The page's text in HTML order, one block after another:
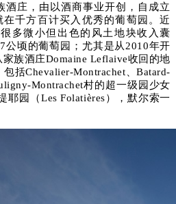
酒庄，由以酒商事业开创，自成立
千方百计买入优秀的葡萄园。近
多微小但出色的风土地块收入囊
公顷的葡萄园；尤其是从2010年开
族酒庄Domaine Leflaive收回的地
括Chevalier-Montrachet、Batard-
Montrachet村的超一级园少女
耶园（Les Folatières），默尔索一